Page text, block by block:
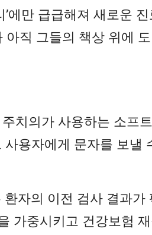
에만 급급해져 새로운
직 그들의 책상 위에
치의가 사용하는 소프
용자에게 문자를 보낼
자의 이전 검사 결과
가중시키고 건강보험